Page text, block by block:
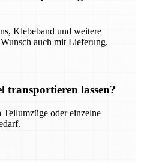
Klebeband und weitere
auch mit Lieferung.
lassen?
oder einzelne